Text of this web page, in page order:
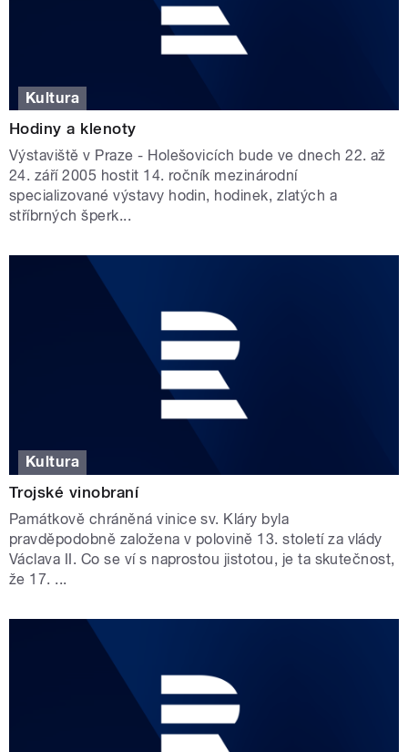
Kultura
Hodiny a klenoty
Výstaviště v Praze - Holešovicích bude ve dnech 22. až
24. září 2005 hostit 14. ročník mezinárodní
specializované výstavy hodin, hodinek, zlatých a
stříbrných šperk...
Kultura
Trojské vinobraní
Památkově chráněná vinice sv. Kláry byla
pravděpodobně založena v polovině 13. století za vlády
Václava II. Co se ví s naprostou jistotou, je ta skutečnost,
že 17. ...